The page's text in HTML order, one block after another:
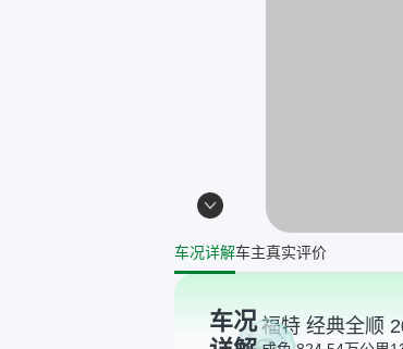
车况详解车主真实评价
车况 福特 经典全顺